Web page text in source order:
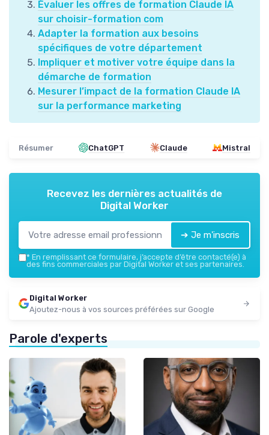
Évaluer les offres de formation Claude IA
sur choisir-formation com
Adapter la formation aux besoins
spécifiques de votre département
Impliquer et motiver votre équipe dans la
démarche de formation
Mesurer l’impact de la formation Claude IA
sur la performance marketing
Résumer ChatGPT Claude Mistral
Recevez les dernières actualités de
Digital Worker
➔ Je m'inscris
* En remplissant ce formulaire, j’accepte d’être contacté(e) à
des fins commerciales par Digital Worker et ses partenaires.
Digital Worker
Ajoutez-nous à vos sources préférées sur Google
Parole d'experts